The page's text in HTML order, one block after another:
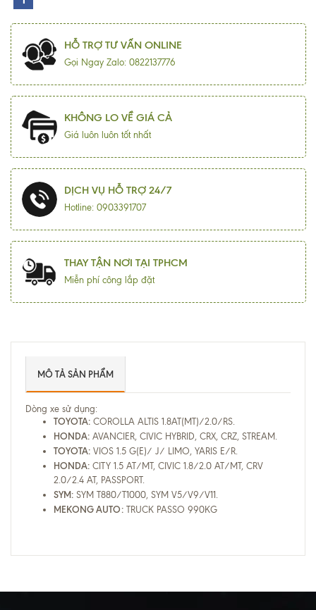
HỖ TRỢ TƯ VẤN ONLINE
Gọi Ngay Zalo: 0822137776
KHÔNG LO VỀ GIÁ CẢ
Giá luôn luôn tốt nhất
DỊCH VỤ HỖ TRỢ 24/7
Hotline: 0903391707
THAY TẬN NƠI TẠI TPHCM
Miễn phí công lắp đặt
MÔ TẢ SẢN PHẨM
Dòng xe sử dụng:
TOYOTA: COROLLA ALTIS 1.8AT(MT)/2.0/RS.
HONDA: AVANCIER, CIVIC HYBRID, CRX, CRZ, STREAM.
TOYOTA: VIOS 1.5 G(E)/ J/ LIMO, YARIS E/R.
HONDA: CITY 1.5 AT/MT, CIVIC 1.8/2.0 AT/MT, CRV
2.0/2.4 AT, PASSPORT.
SYM: SYM T880/T1000, SYM V5/V9/V11.
MEKONG AUTO: TRUCK PASSO 990KG